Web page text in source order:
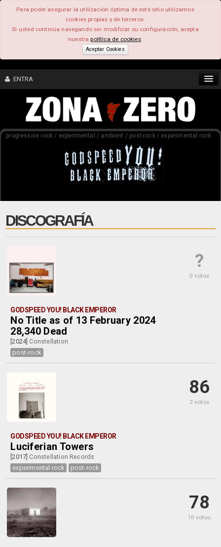
Para poder asegurar la utilización óptima de este sitio utilizamos
cookies propias y de terceros.
Si usted continúa navegando sin modificar su configuración, acepta
nuestrapolítica de cookies.
Aceptar Cookies
ENTRA
CONTENIDO
progressive rock / experimental / ambient / post-rock / experimental rock
DISCOGRAFÍA
?
0 votos
GODSPEED YOU! BLACK EMPEROR
No Title as of 13 February 2024
28,340 Dead
[2024] Constellation
post-rock
86
2 votos
GODSPEED YOU! BLACK EMPEROR
Luciferian Towers
[2017] Constellation Records
experimental rock
post-rock
78
10 votos